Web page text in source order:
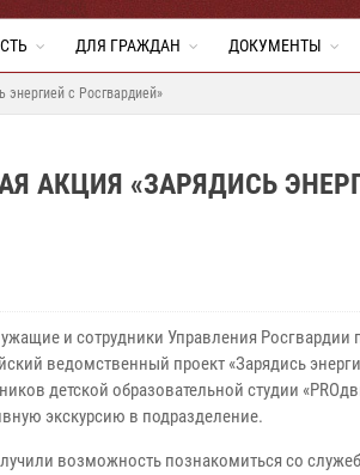
ДЛЯ ГРАЖДАН ДОКУМЕНТЫ
энергией с Росгвардией»
АКЦИЯ «ЗАРЯДИСЬ
и сотрудники Управления
ведомственный проект «Зарядись
детской образовательной студии
экскурсию в подразделение.
возможность познакомиться со